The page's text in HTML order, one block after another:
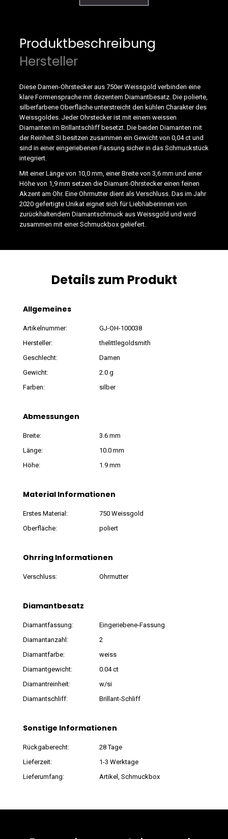
Produktbeschreibung
Hersteller
Diese Damen-Ohrstecker aus 750er Weissgold verbinden eine
klare Formensprache mit dezentem Diamantbesatz. Die polierte,
silberfarbene Oberfläche unterstreicht den kühlen Charakter des
Weissgoldes. Jeder Ohrstecker ist mit einem weissen
Diamanten im Brillantschliff besetzt. Die beiden Diamanten mit
der Reinheit SI besitzen zusammen ein Gewicht von 0,04 ct und
sind in einer eingeriebenen Fassung sicher in das Schmuckstück
integriert.
Mit einer Länge von 10,0 mm, einer Breite von 3,6 mm und einer
Höhe von 1,9 mm setzen die Diamant-Ohrstecker einen feinen
Akzent am Ohr. Eine Ohrmutter dient als Verschluss. Das im Jahr
2020 gefertigte Unikat eignet sich für Liebhaberinnen von
zurückhaltendem Diamantschmuck aus Weissgold und wird
zusammen mit einer Schmuckbox geliefert.
Details zum Produkt
Allgemeines
Artikelnummer:
GJ-OH-100038
Hersteller:
thelittlegoldsmith
Geschlecht:
Damen
Gewicht:
2.0 g
Farben:
silber
Abmessungen
Breite:
3.6 mm
Länge:
10.0 mm
Höhe:
1.9 mm
Material Informationen
Erstes Material:
750 Weissgold
Oberfläche:
poliert
Ohrring Informationen
Verschluss: Ohrmutter
Diamantbesatz
Diamantfassung:
Eingeriebene-Fassung
Diamantanzahl:
2
Diamantfarbe:
weiss
Diamantgewicht:
0.04 ct
Diamantreinheit:
w/si
Diamantschliff:
Brillant-Schliff
Sonstige Informationen
Rückgaberecht:
28 Tage
Lieferzeit:
1-3 Werktage
Lieferumfang:
Artikel, Schmuckbox